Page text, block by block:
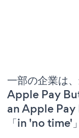
一部の企業は
Apple Pay
an Apple Pay
「in 'no time'